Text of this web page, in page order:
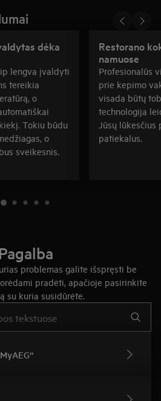
dėka
lengva įvaldyti
tereikia
o
Tokiu būdu
o
sveikesnis.
Restorano
namuose
Profesionalūs
prie kepimo
visada būtų
technologija
Jūsų lūkesčius
patiekalus.
Pagalba
problemas galite išspręsti be
pradėti, apačioje pasirinkite
su kuria susidūrėte.